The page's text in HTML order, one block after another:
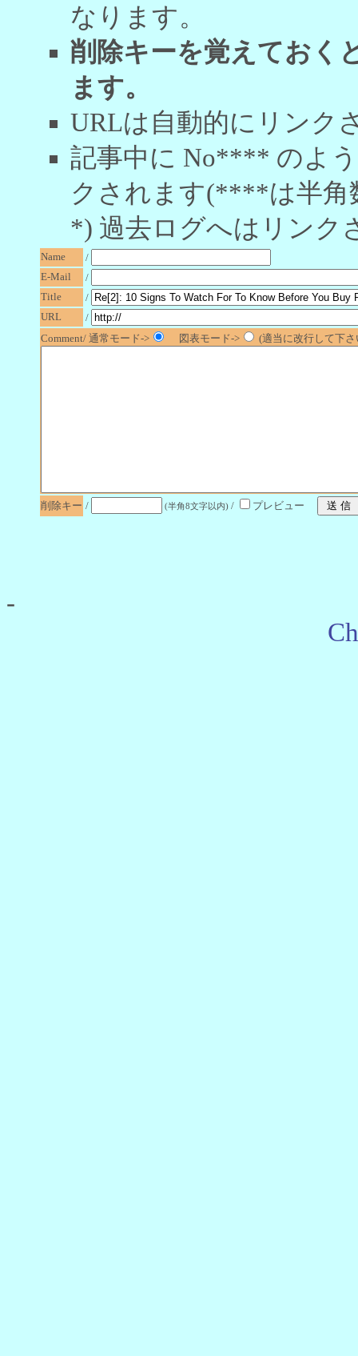
なります。
削除キーを覚えておく
ます。
URLは自動的にリンク
記事中に No**** のよ
クされます(****は半角
*) 過去ログへはリンク
Name
/
E-Mail
/
Title
/
URL
/
Comment/ 通常モード->
図表モード-> (適当に改行して下
削除キー / (半角8文字以内) / プレビュー
-